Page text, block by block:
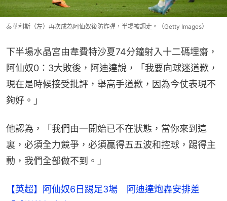
泰華利斯（左）再次成為阿仙奴後防炸彈，半場被調走。（Getty Images）
下半場水晶宮由韋費特沙夏74分鐘射入十二碼埋齋，
阿仙奴0：3大敗後，阿迪達說，「我要向球迷道歉，
現在是時候接受批評，舉高手道歉，因為今仗表現不
夠好。」
他認為，「我們由一開始已不在狀態，當你來到這
裏，必須全力競爭，必須贏得五五波和控球，踢得主
動，我們全部做不到。」
【英超】阿仙奴6日踢足3場 阿迪達炮轟安排差